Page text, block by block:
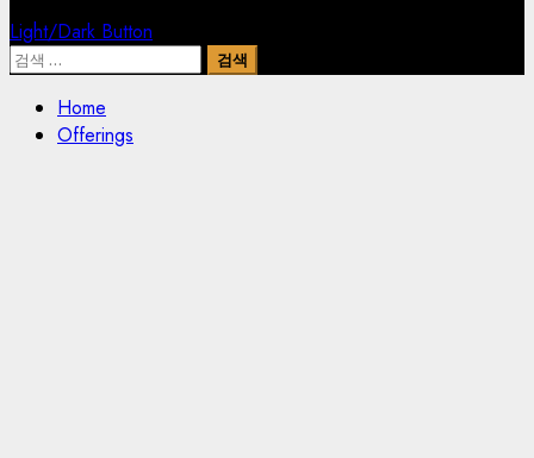
Light/Dark Button
검
Home
Offerings